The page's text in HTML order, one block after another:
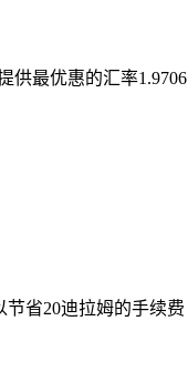
供最优惠的汇率
省20迪拉姆的手续费